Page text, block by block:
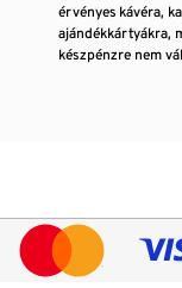
érvényes kávéra,
ajándékkártyákra,
készpénzre nem